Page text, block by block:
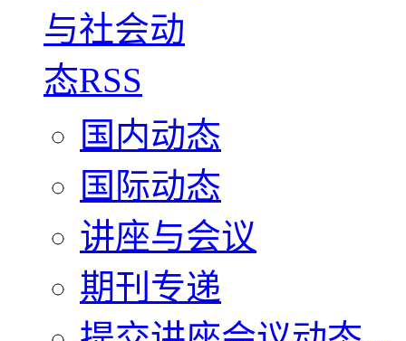
国内动态
国际动态
讲座与会议
期刊专递